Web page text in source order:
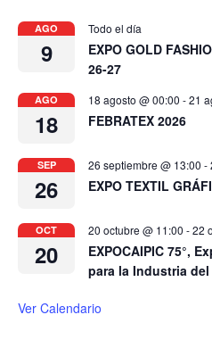
AGO
9
Todo el día
EXPO GOLD
26-27
AGO
18
18 agosto @ 00:00 -21
FEBRATEX 2026
SEP
26
26 septiembre @ 13:00 -
EXPO TEXTIL
OCT
20
20 octubre @ 11:00 -22
EXPOCAIPIC 75°,
para la Industria
Ver Calendario